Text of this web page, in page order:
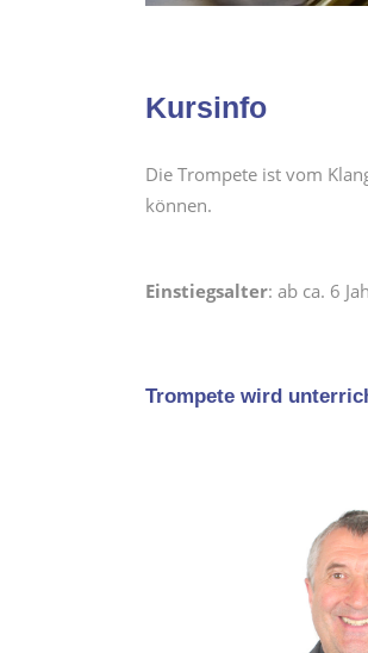
Kursinfo
Die Trompete ist vom
können.
Einstiegsalter: ab ca. 6
Trompete wird